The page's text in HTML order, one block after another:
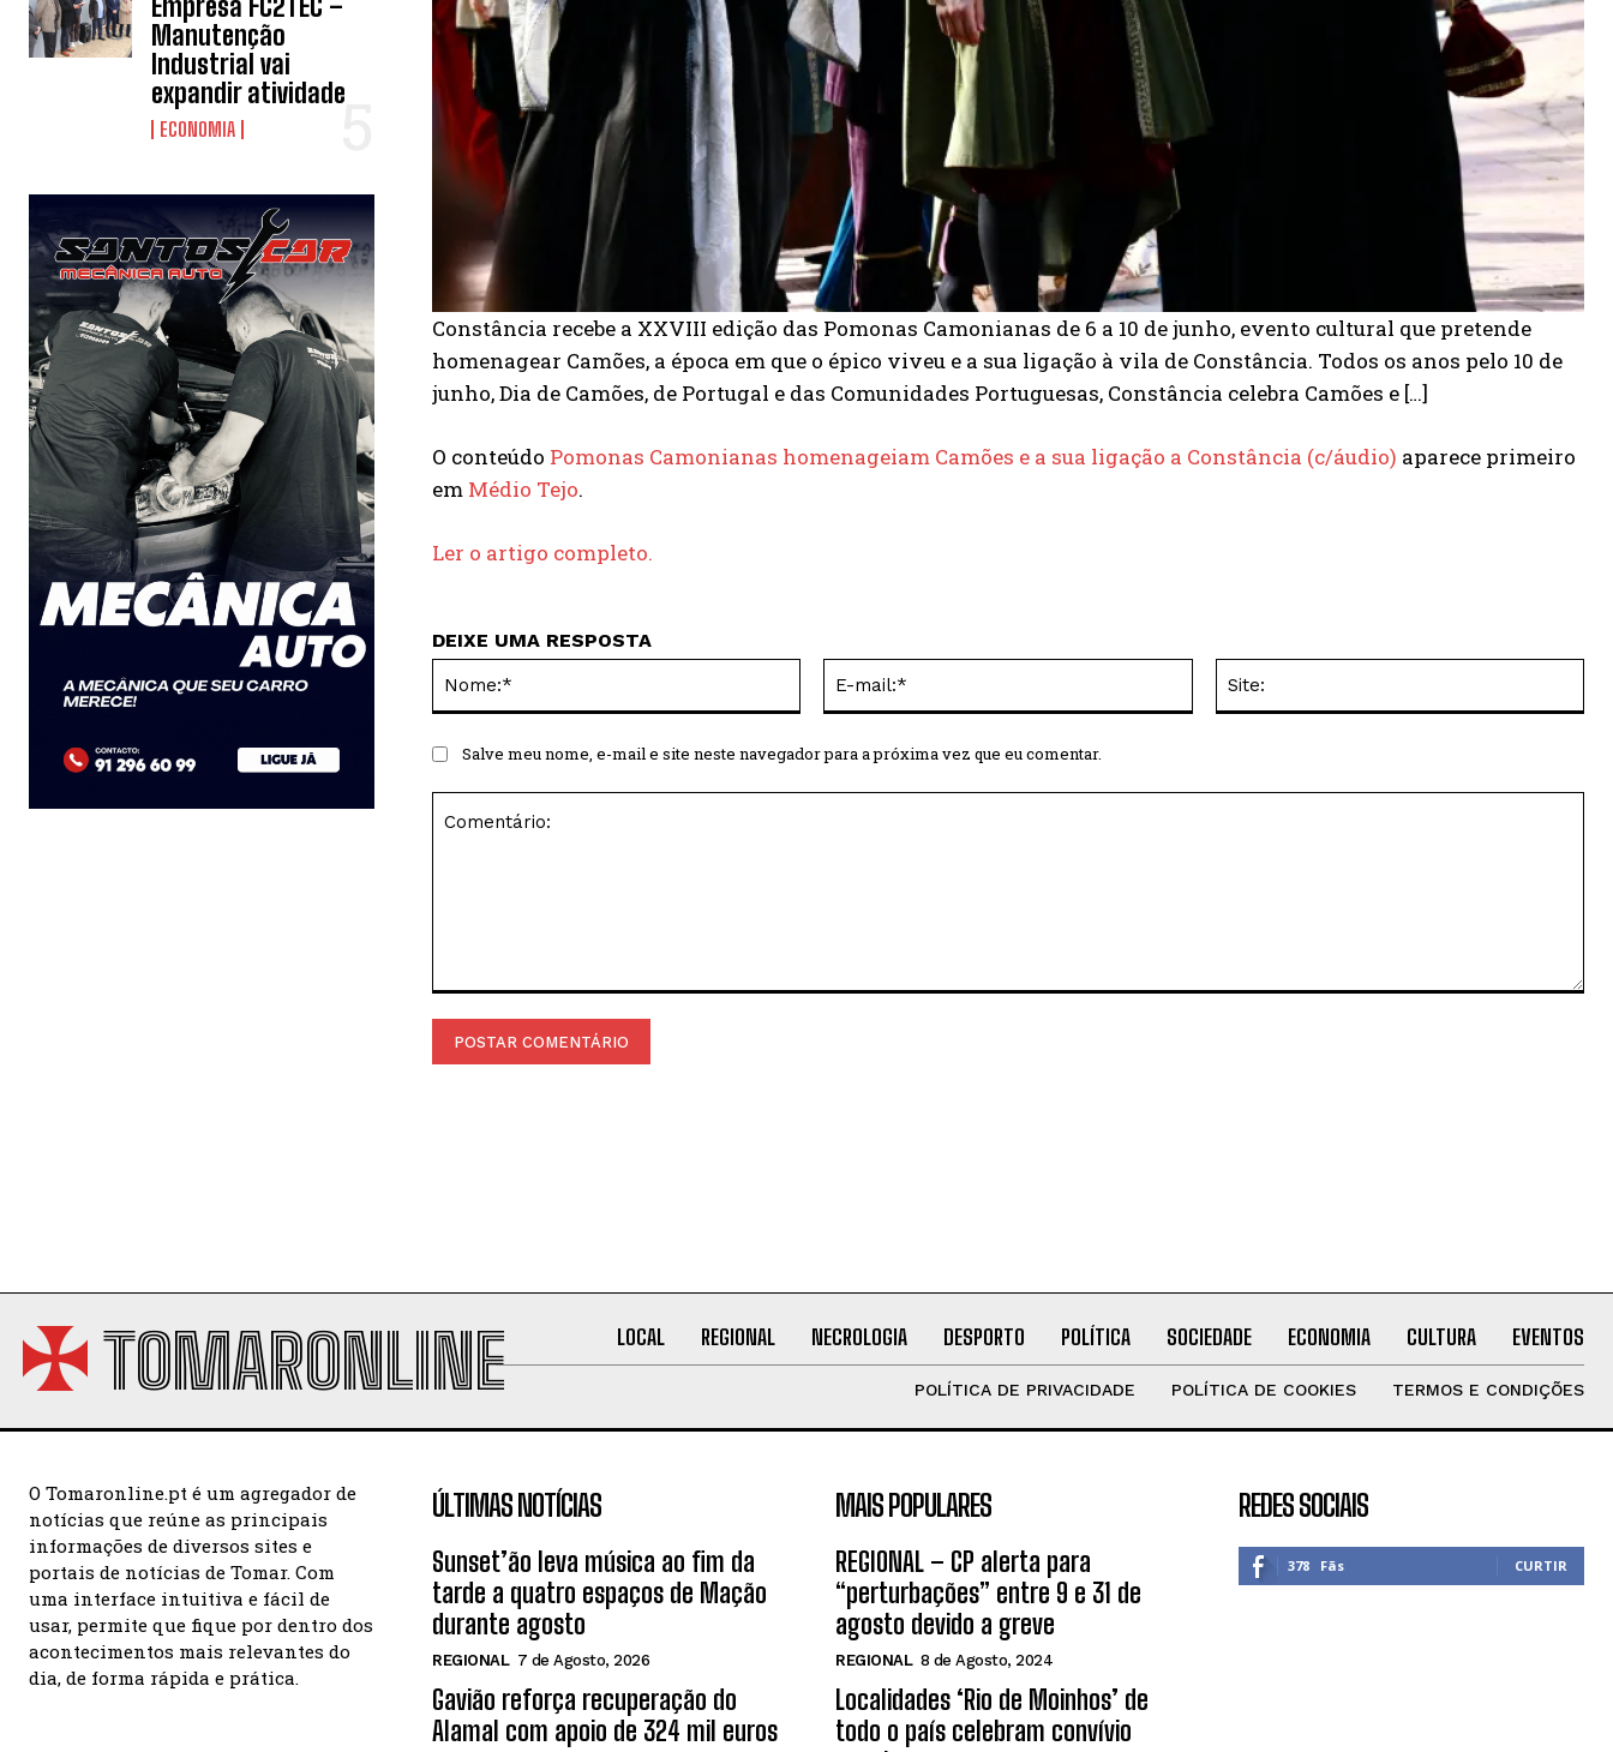
INSCREVER
Empresa FC2TEC –
Manutenção
Industrial vai
expandir atividade
ECONOMIA
Constância recebe a XXVIII edição das Pomonas Camonianas de 6 a 10 de junho, evento cultural que pretende
homenagear Camões, a época em que o épico viveu e a sua ligação à vila de Constância. Todos os anos pelo 10 de
junho, Dia de Camões, de Portugal e das Comunidades Portuguesas, Constância celebra Camões e […]
O conteúdo Pomonas Camonianas homenageiam Camões e a sua ligação a Constância (c/áudio) aparece primeiro
em Médio Tejo.
Ler o artigo completo.
DEIXE UMA RESPOSTA
mail:*
Salve meu nome, e-mail e site neste navegador para a próxima vez que eu comentar.
TOMARONLINE LOCAL REGIONAL NECROLOGIA DESPORTO POLÍTICA SOCIEDADE ECONOMIA CULTURA EVENTOS
POLÍTICA DE PRIVACIDADE POLÍTICA DE COOKIES TERMOS E CONDIÇÕES
O Tomaronline.pt é um agregador de
notícias que reúne as principais
informações de diversos sites e
portais de notícias de Tomar. Com
uma interface intuitiva e fácil de
usar, permite que fique por dentro dos
acontecimentos mais relevantes do
dia, de forma rápida e prática.
ÚLTIMAS NOTÍCIAS
Sunset’ão leva música ao fim da
tarde a quatro espaços de Mação
durante agosto
REGIONAL 7 de Agosto, 2026
Gavião reforça recuperação do
Alamal com apoio de 324 mil euros
MAIS POPULARES
REGIONAL – CP alerta para
“perturbações” entre 9 e 31 de
agosto devido a greve
REGIONAL 8 de Agosto, 2024
Localidades ‘Rio de Moinhos’ de
todo o país celebram convívio
REDES SOCIAIS
378 Fãs CURTIR